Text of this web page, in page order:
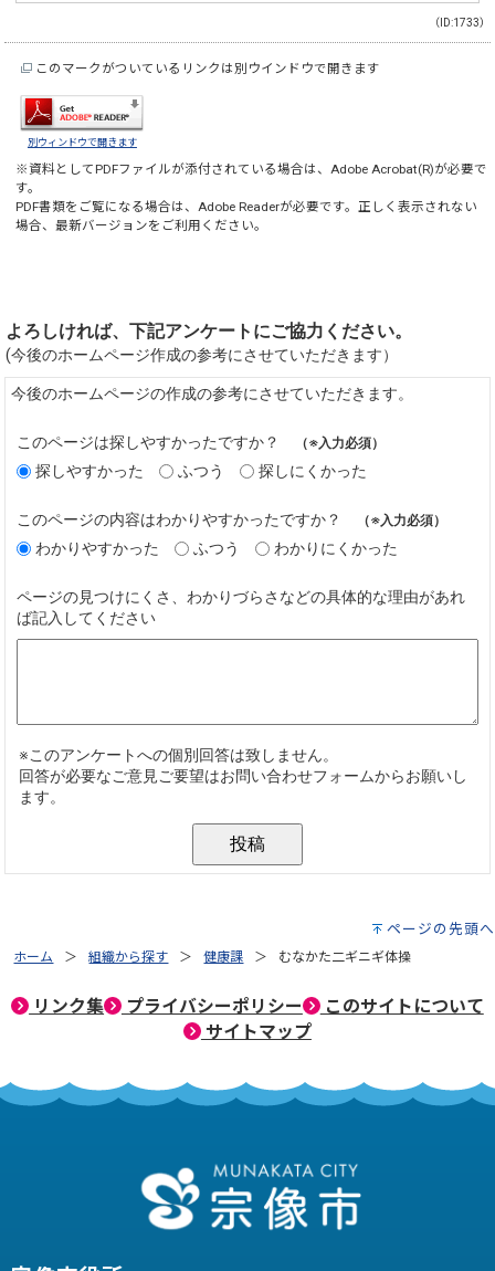
（ID:1733）
このマークがついているリンクは別ウインドウで開きます
別ウィンドウで開きます
※資料としてPDFファイルが添付されている場合は、Adobe Acrobat(R)が必要で
す。
PDF書類をご覧になる場合は、Adobe Readerが必要です。正しく表示されない
場合、最新バージョンをご利用ください。
ページの先頭へ
ホーム 組織から探す 健康課 むなかた二ギニギ体操
リンク集 プライバシーポリシー
このサイトについて
サイトマップ